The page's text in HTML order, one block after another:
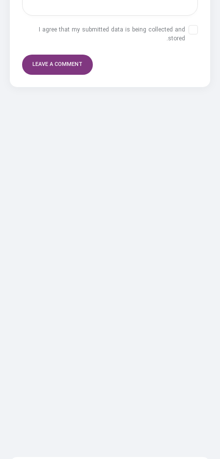
I agree that my submitted data is being collected and
stored.